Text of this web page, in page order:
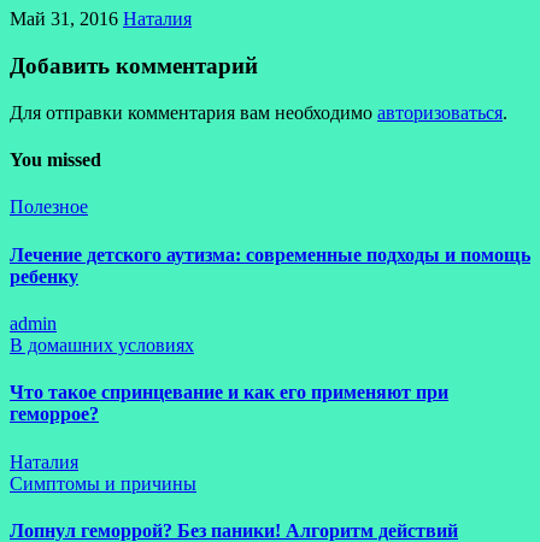
Май 31, 2016 Наталия
Добавить комментарий
Для отправки комментария вам необходимо авторизоваться.
You missed
Полезное
Лечение детского аутизма: современные подходы и помощь
ребенку
admin
В домашних условиях
Что такое спринцевание и как его применяют при
геморрое?
Наталия
Симптомы и причины
Лопнул геморрой? Без паники! Алгоритм действий